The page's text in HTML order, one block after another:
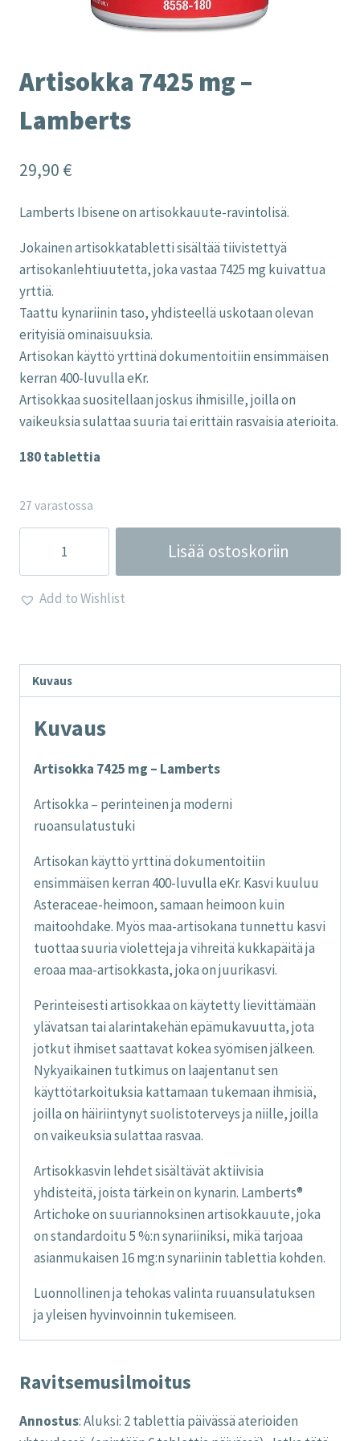
Artisokka 7425 mg –
Lamberts
29,90 €
Lamberts Ibisene on artisokkauute-ravintolisä.
Jokainen artisokkatabletti sisältää tiivistettyä
artisokanlehtiuutetta, joka vastaa 7425 mg kuivattua
yrttiä.
Taattu kynariinin taso, yhdisteellä uskotaan olevan
erityisiä ominaisuuksia.
Artisokan käyttö yrttinä dokumentoitiin ensimmäisen
kerran 400-luvulla eKr.
Artisokkaa suositellaan joskus ihmisille, joilla on
vaikeuksia sulattaa suuria tai erittäin rasvaisia ​​aterioita.
180 tablettia
27 varastossa
mg
-
Lisää ostoskoriin
Add to Wishlist
Kuvaus
Kuvaus
Artisokka 7425 mg – Lamberts
Artisokka – perinteinen ja moderni
ruoansulatustuki
Artisokan käyttö yrttinä dokumentoitiin
ensimmäisen kerran 400-luvulla eKr. Kasvi kuuluu
Asteraceae-heimoon, samaan heimoon kuin
maitoohdake. Myös maa-artisokana tunnettu kasvi
tuottaa suuria violetteja ja vihreitä kukkapäitä ja
eroaa maa-artisokkasta, joka on juurikasvi.
Perinteisesti artisokkaa on käytetty lievittämään
ylävatsan tai alarintakehän epämukavuutta, jota
jotkut ihmiset saattavat kokea syömisen jälkeen.
Nykyaikainen tutkimus on laajentanut sen
käyttötarkoituksia kattamaan tukemaan ihmisiä,
joilla on häiriintynyt suolistoterveys ja niille, joilla
on vaikeuksia sulattaa rasvaa.
Artisokkasvin lehdet sisältävät aktiivisia
yhdisteitä, joista tärkein on kynarin. Lamberts®
Artichoke on suuriannoksinen artisokkauute, joka
on standardoitu 5 %:n synariiniksi, mikä tarjoaa
asianmukaisen 16 mg:n synariinin tablettia kohden.
Luonnollinen ja tehokas valinta ruuansulatuksen
ja yleisen hyvinvoinnin tukemiseen.
Ravitsemusilmoitus
Annostus: Aluksi: 2 tablettia päivässä aterioiden